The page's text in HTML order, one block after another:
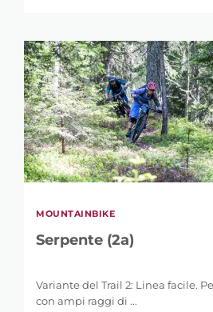
MOUNTAINBIKE
Serpente (2a)
Variante del Trail 2: Linea facile.
con ampi raggi di ...